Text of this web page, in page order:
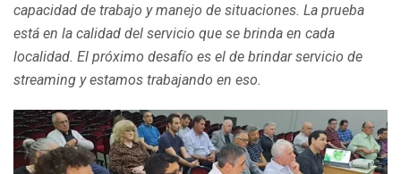
capacidad de trabajo y manejo de situaciones. La prueba
está en la calidad del servicio que se brinda en cada
localidad. El próximo desafío es el de brindar servicio de
streaming y estamos trabajando en eso.